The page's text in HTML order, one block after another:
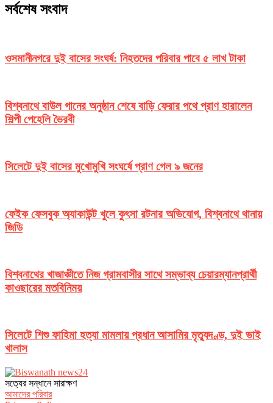
সর্বশেষ সংবাদ
ওসমানীনগরে দুই বাসের সংঘর্ষ: নিহতদের পরিবার পাবে ৫ লাখ টাকা
বিশ্বনাথে বাউল গানের অনুষ্ঠান শেষে বাড়ি ফেরার পথে প্রাণ হারালেন
শিল্পী পেহেলি ভৈরবী
সিলেটে দুই বাসের মুখোমুখি সংঘর্ষে প্রাণ গেল ৯ জনের
ফেইক ফেসবুক অ্যাকাউন্ট খুলে কুৎসা রটনার অভিযোগ, বিশ্বনাথে থানায়
জিডি
বিশ্বনাথের খাজাঞ্চীতে নিজ গ্রামবাসীর সাথে সম্ভাব্য চেয়ারম্যানপ্রার্থী
কাওছারের মতবিনিময়
সিলেটে শিশু ফাহিমা হত্যা মামলায় প্রধান আসামির মৃত্যুদণ্ড, দুই ভাই
খালাস
সত‌্যের সন্ধানে সারাক্ষণ
আমাদের পরিবার